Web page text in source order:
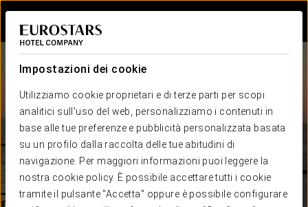
Impostazioni dei cookie
Utilizziamo cookie proprietari e di terze parti per scopi
analitici sull'uso del web, personalizziamo i contenuti in
base alle tue preferenze e pubblicità personalizzata basata
su un profilo dalla raccolta delle tue abitudini di
navigazione. Per maggiori informazioni puoi leggere la
nostra cookie policy. È possibile accettare tutti i cookie
tramite il pulsante "Accetta" oppure è possibile configurare
Eurostars Hotel Company
Hotels inPaesi